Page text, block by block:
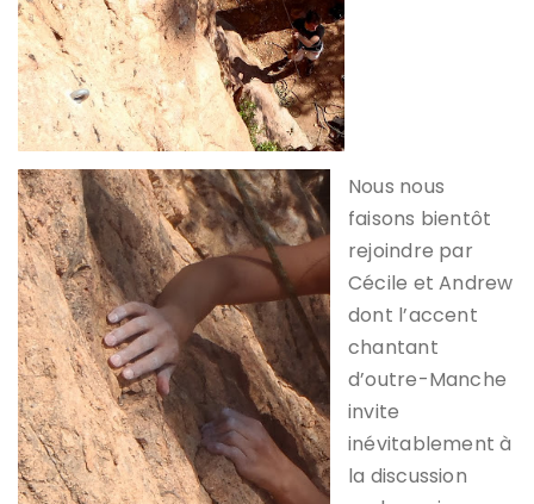
Nous nous
faisons bientôt
rejoindre par
Cécile et Andrew
dont l’accent
chantant
d’outre-Manche
invite
inévitablement à
la discussion